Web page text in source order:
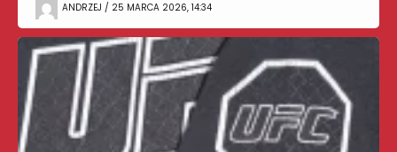
ANDRZEJ / 25 MARCA 2026, 14:34